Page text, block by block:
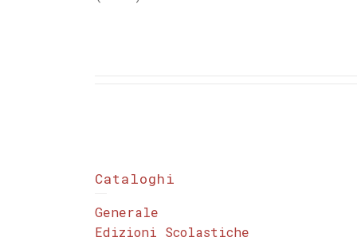
Cataloghi
Generale
Edizioni Scolastiche